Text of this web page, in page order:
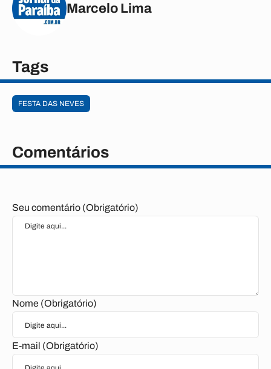
Marcelo Lima
Tags
FESTA DAS NEVES
Comentários
Seu comentário (Obrigatório)
Nome (Obrigatório)
E-mail (Obrigatório)